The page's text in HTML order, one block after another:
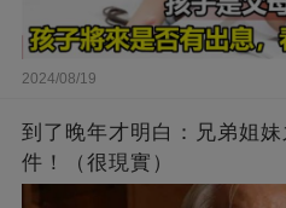
2024/08/19
到了晚年才明白：兄弟姐
件！（很現實）